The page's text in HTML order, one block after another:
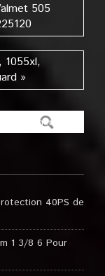
505
1055xl,
»
40PS de
1 3/8 6 Pour